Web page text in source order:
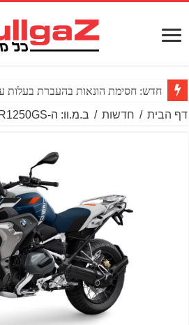
חדש: חסימת הונאות בהעברת בעלות
דף הבית / חדשות / ב.מ.וו: ה-R1250GS מתעדכן לשנתו האחרונה